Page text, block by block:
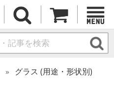
グラス (用途・形状別)